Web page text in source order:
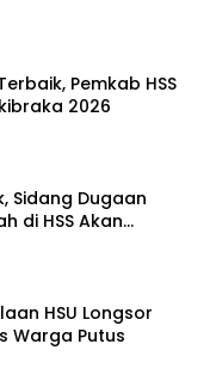
Pemkab HSS
2026
Sidang Dugaan
di HSS Akan
HSU Longsor
Warga Putus